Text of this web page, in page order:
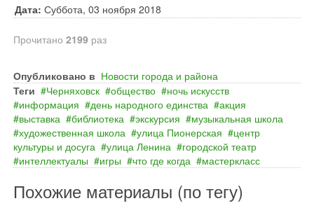
Дата: Суббота, 03 ноября 2018
Прочитано 2199 раз
Опубликовано в Новости города и района
Теги
Черняховск общество
ночь искусств
информация
день народного единства
акция
выставка
библиотека экскурсия
музыкальная школа
художественная школа
улица Пионерская
центр
культуры и досуга
улица Ленина
городской театр
интеллектуалы
игры что где когда мастеркласс
Похожие материалы (по тегу)